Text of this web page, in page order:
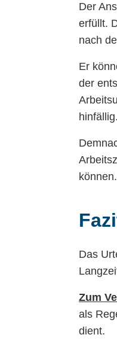
Der
erfüllt.
nach
Er
der
hinfällig.
können.
Das
Zum
als
dient.